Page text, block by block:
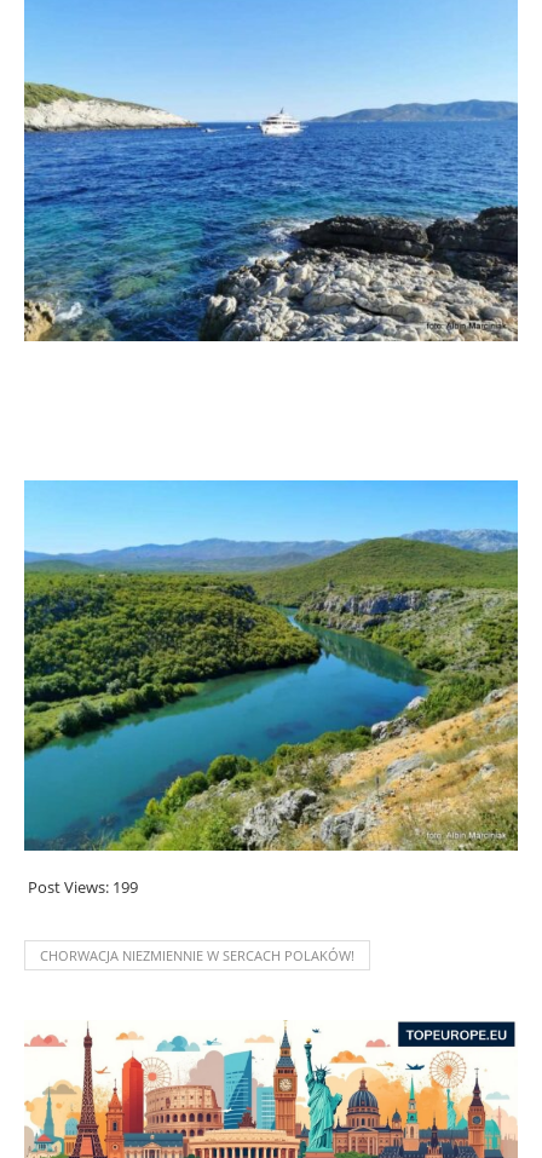
Post Views: 199
CHORWACJA NIEZMIENNIE W SERCACH POLAKÓW!